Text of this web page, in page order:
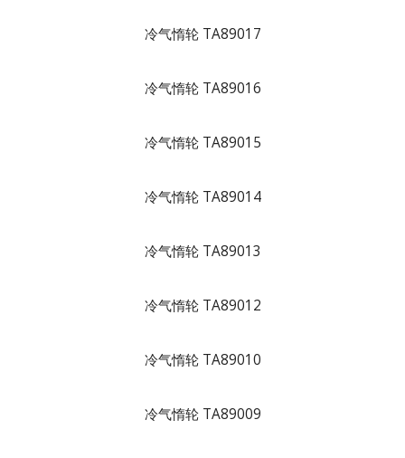
冷气惰轮 TA89017
冷气惰轮 TA89016
冷气惰轮 TA89015
冷气惰轮 TA89014
冷气惰轮 TA89013
冷气惰轮 TA89012
冷气惰轮 TA89010
冷气惰轮 TA89009